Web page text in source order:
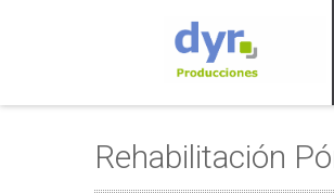
Rehabilitación